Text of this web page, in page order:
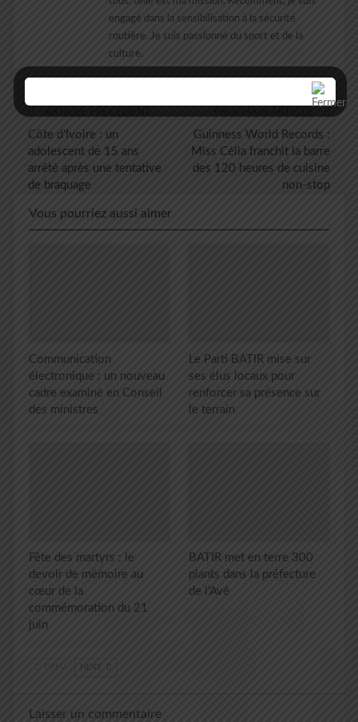
engagé dans la sensibilisation à la sécurité
routière. Je suis passionné du sport et de la
culture.
Côte d’Ivoire : un
adolescent de 15 ans
arrêté après une tentative
de braquage
Guinness World Records :
Miss Célia franchit la barre
des 120 heures de cuisine
non-stop
Vous pourriez aussi aimer
Communication
électronique : un nouveau
cadre examiné en Conseil
des ministres
Le Parti BATIR mise sur
ses élus locaux pour
renforcer sa présence sur
le terrain
Fête des martyrs : le
devoir de mémoire au
cœur de la
commémoration du 21
juin
BATIR met en terre 300
plants dans la préfecture
de l’Avé
NEXT
Laisser un commentaire